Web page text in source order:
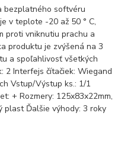
bezplatného softvéru
v teplote -20 až 50 ° C,
proti vniknutiu prachu a
produktu je zvýšená na 3
a spoľahlivosť všetkých
2 Interfejs čítačiek: Wiegand
Vstup/Výstup ks.: 1/1
+ Rozmery: 125x83x22mm,
plast Ďalšie výhody: 3 roky